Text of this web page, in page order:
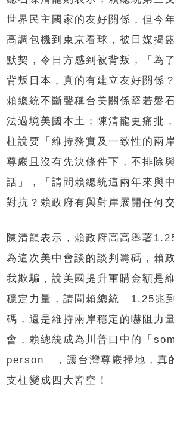
世界民主國家的友好關係，但今
高調包機到東京看球，被日媒揭
默契，令日方感到被背叛，「為
背叛日本，真的有建立友好關係
賴總統不斷聲稱台美關係堅若磐
法過境美國本土；陳清龍更痛批
柱說要「維持務實及一致性的兩
尊嚴且沒有先決條件下，不排除
話」，「請問賴總統這兩年來與
對抗？賴政府有與對岸展開任何
陳清龍表示，賴政府高高舉著
為這次美中會談的談判籌碼，賴
我欺騙，說美國提升軍購金額是
穩定力量，請問賴總統「1.25兆
碼，還是維持兩岸穩定的嚇阻力
會，賴總統成為川普口中的「
person」，讓台灣尊嚴掃地，真
支柱變成四大皆空！